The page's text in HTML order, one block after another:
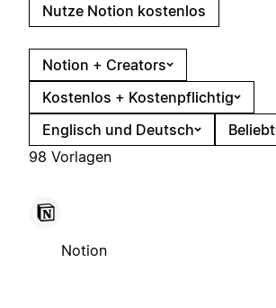
Nutze Notion kostenlos
Notion + Creators
Kostenlos + Kostenpflichtig
Englisch und Deutsch
Beliebt
98 Vorlagen
Notion